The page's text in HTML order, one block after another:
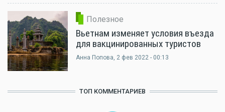
Полезное
Вьетнам изменяет условия въезда
для вакцинированных туристов
Анна Попова, 2 фев 2022 - 00:13
ТОП КОММЕНТАРИЕВ